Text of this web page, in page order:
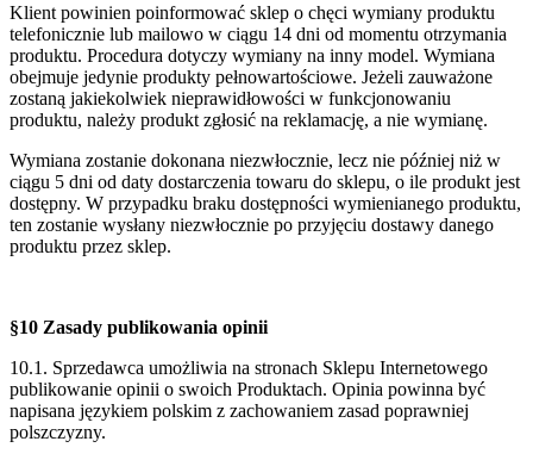
Klient powinien poinformować sklep o chęci wymiany produktu
telefonicznie lub mailowo w ciągu 14 dni od momentu otrzymania
produktu. Procedura dotyczy wymiany na inny model. Wymiana
obejmuje jedynie produkty pełnowartościowe. Jeżeli zauważone
zostaną jakiekolwiek nieprawidłowości w funkcjonowaniu
produktu, należy produkt zgłosić na reklamację, a nie wymianę.
Wymiana zostanie dokonana niezwłocznie, lecz nie później niż w
ciągu 5 dni od daty dostarczenia towaru do sklepu, o ile produkt jest
dostępny. W przypadku braku dostępności wymienianego produktu,
ten zostanie wysłany niezwłocznie po przyjęciu dostawy danego
produktu przez sklep.
§10 Zasady publikowania opinii
10.1. Sprzedawca umożliwia na stronach Sklepu Internetowego
publikowanie opinii o swoich Produktach. Opinia powinna być
napisana językiem polskim z zachowaniem zasad poprawniej
polszczyzny.